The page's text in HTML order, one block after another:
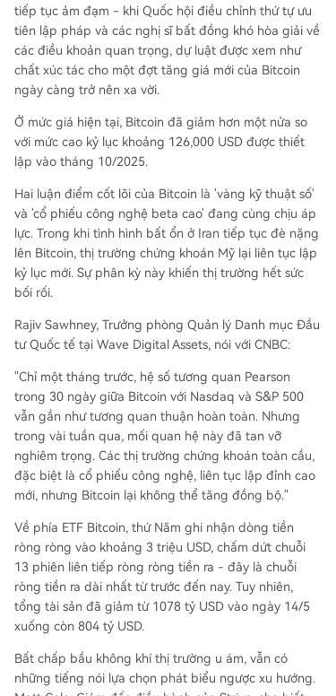
tiếp tục ảm đạm - khi Quốc hội điều chỉnh thứ tự ưu
tiên lập pháp và các nghị sĩ bất đồng khó hòa giải về
các điều khoản quan trọng, dự luật được xem như
chất xúc tác cho một đợt tăng giá mới của Bitcoin
ngày càng trở nên xa vời.
Ở mức giá hiện tại, Bitcoin đã giảm hơn một nửa so
với mức cao kỷ lục khoảng 126,000 USD được thiết
lập vào tháng 10/2025.
Hai luận điểm cốt lõi của Bitcoin là 'vàng kỹ thuật số'
và 'cổ phiếu công nghệ beta cao' đang cùng chịu áp
lực. Trong khi tình hình bất ổn ở Iran tiếp tục đè nặng
lên Bitcoin, thị trường chứng khoán Mỹ lại liên tục lập
kỷ lục mới. Sự phân kỳ này khiến thị trường hết sức
bối rối.
Rajiv Sawhney, Trưởng phòng Quản lý Danh mục Đầu
tư Quốc tế tại Wave Digital Assets, nói với CNBC:
"Chỉ một tháng trước, hệ số tương quan Pearson
trong 30 ngày giữa Bitcoin với Nasdaq và S&P 500
vẫn gần như tương quan thuận hoàn toàn. Nhưng
trong vài tuần qua, mối quan hệ này đã tan vỡ
nghiêm trọng. Các thị trường chứng khoán toàn cầu,
đặc biệt là cổ phiếu công nghệ, liên tục lập đỉnh cao
mới, nhưng Bitcoin lại không thể tăng đồng bộ."
Về phía ETF Bitcoin, thứ Năm ghi nhận dòng tiền
ròng ròng vào khoảng 3 triệu USD, chấm dứt chuỗi
13 phiên liên tiếp ròng ròng tiền ra - đây là chuỗi
ròng tiền ra dài nhất từ trước đến nay. Tuy nhiên,
tổng tài sản đã giảm từ 1078 tỷ USD vào ngày 14/5
xuống còn 804 tỷ USD.
Bất chấp bầu không khí thị trường u ám, vẫn có
những tiếng nói lựa chọn phát biểu ngược xu hướng.